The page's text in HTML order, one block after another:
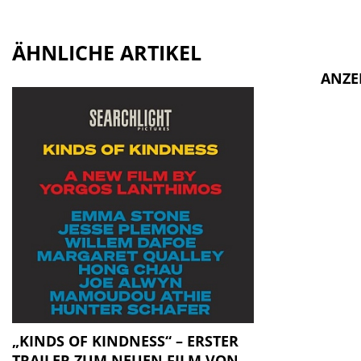
ÄHNLICHE ARTIKEL
„KINDS OF KINDNESS“ – ERSTER